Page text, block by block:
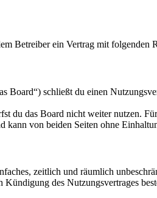
Betreiber ein Vertrag mit folgenden
schließt du einen
du das Board nicht weiter nutzen.
von beiden Seiten ohne
zeitlich und räumlich
des Nutzungsvertrages